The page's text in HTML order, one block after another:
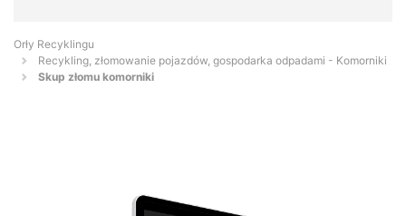
Orły Recyklingu
Recykling, złomowanie pojazdów, gospodarka odpadami - Komorniki
Skup złomu komorniki